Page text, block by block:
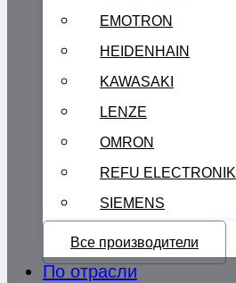
EMOTRON
HEIDENHAIN
KAWASAKI
LENZE
OMRON
REFU ELECTRONIK
SIEMENS
Все производители
По отрасли